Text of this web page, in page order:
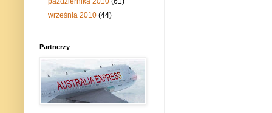
września 2010(44)
Partnerzy